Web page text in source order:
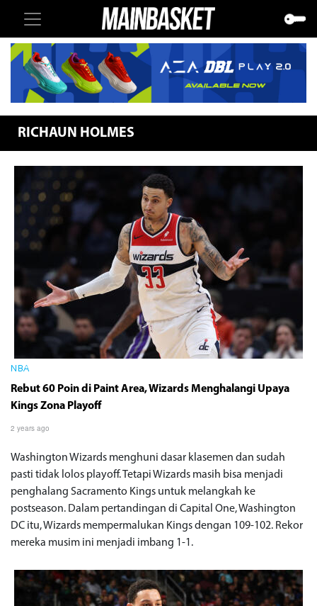
RICHAUN HOLMES
NBA
Rebut 60 Poin di Paint Area, Wizards Menghalangi Upaya
Kings Zona Playoff
2 years ago
Washington Wizards menghuni dasar klasemen dan sudah
pasti tidak lolos playoff. Tetapi Wizards masih bisa menjadi
penghalang Sacramento Kings untuk melangkah ke
postseason. Dalam pertandingan di Capital One, Washington
DC itu, Wizards mempermalukan Kings dengan 109-102. Rekor
mereka musim ini menjadi imbang 1-1.